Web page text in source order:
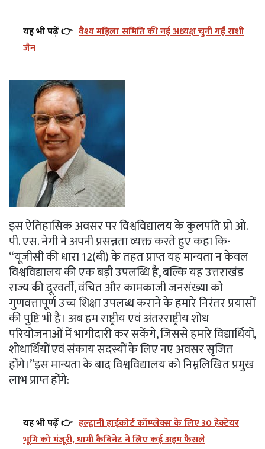
यह भी पढ़ें 👉 वैश्य महिला समिति की नई अध्यक्ष चुनी गईं राशी
जैन
इस ऐतिहासिक अवसर पर विश्वविद्यालय के कुलपति प्रो ओ.
पी. एस. नेगी ने अपनी प्रसन्नता व्यक्त करते हुए कहा कि-
“यूजीसी की धारा 12(बी) के तहत प्राप्त यह मान्यता न केवल
विश्वविद्यालय की एक बड़ी उपलब्धि है, बल्कि यह उत्तराखंड
राज्य की दूरवर्ती, वंचित और कामकाजी जनसंख्या को
गुणवत्तापूर्ण उच्च शिक्षा उपलब्ध कराने के हमारे निरंतर प्रयासों
की पुष्टि भी है। अब हम राष्ट्रीय एवं अंतरराष्ट्रीय शोध
परियोजनाओं में भागीदारी कर सकेंगे, जिससे हमारे विद्यार्थियों,
शोधार्थियों एवं संकाय सदस्यों के लिए नए अवसर सृजित
होंगे।”इस मान्यता के बाद विश्वविद्यालय को निम्नलिखित प्रमुख
लाभ प्राप्त होंगे:
यह भी पढ़ें 👉 हल्द्वानी हाईकोर्ट कॉम्प्लेक्स के लिए 30 हेक्टेयर
भूमि को मंजूरी, धामी कैबिनेट ने लिए कई अहम फैसले